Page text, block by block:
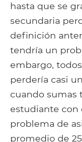
hasta que se
secundaria
definición
tendría un
embargo,
perdería casi
cuando sumas
estudiante con
problema de
promedio de